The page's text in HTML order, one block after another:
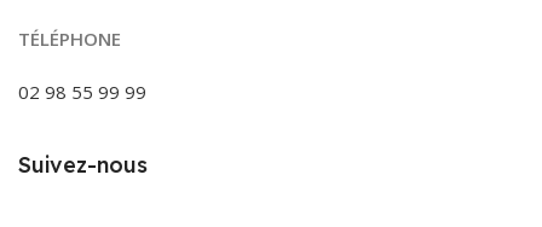
TÉLÉPHONE
02 98 55 99 99
Suivez-nous